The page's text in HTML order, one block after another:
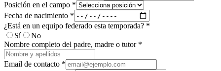
Posición en el campo *
Fecha de nacimiento *
¿Está en un equipo federado esta temporada? *
Sí
No
Nombre completo del padre, madre o tutor *
Email de contacto *